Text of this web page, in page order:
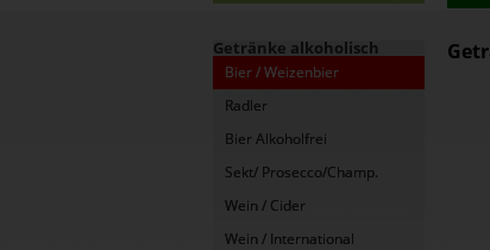
Getränke alkoholisch
Bier / Weizenbier
Radler
Bier Alkoholfrei
Sekt/ Prosecco/Champ.
Wein / Cider
Wein / International